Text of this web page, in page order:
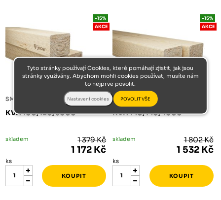
SMRKOVÉ KVH HRANOLY
KVH 100/120/5000
-15%
AKCE
skladem 1 379 Kč
1 172 Kč
ks
SMRKOVÉ KVH HRANOLY
KVH 140/140/4000
-15%
AKCE
skladem 1 802 Kč
1 532 Kč
ks
Tyto stránky používají Cookies, které pomáhají zjistit, jak jsou
stránky využívány. Abychom mohli cookies používat, musíte nám
to nejprve povolit.